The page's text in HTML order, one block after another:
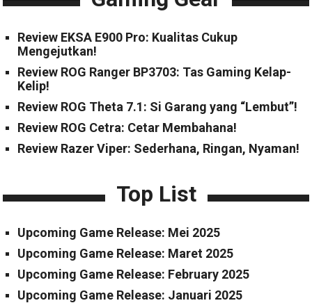
Review EKSA E900 Pro: Kualitas Cukup
Mengejutkan!
Review ROG Ranger BP3703: Tas Gaming Kelap-
Kelip!
Review ROG Theta 7.1: Si Garang yang “Lembut”!
Review ROG Cetra: Cetar Membahana!
Review Razer Viper: Sederhana, Ringan, Nyaman!
Top List
Upcoming Game Release: Mei 2025
Upcoming Game Release: Maret 2025
Upcoming Game Release: February 2025
Upcoming Game Release: Januari 2025